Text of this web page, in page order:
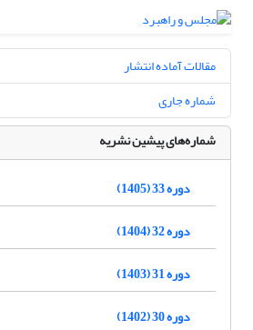
مقالات آماده انتشار
شماره جاری
شماره‌های پیشین نشریه
دوره 33 (1405)
دوره 32 (1404)
دوره 31 (1403)
دوره 30 (1402)